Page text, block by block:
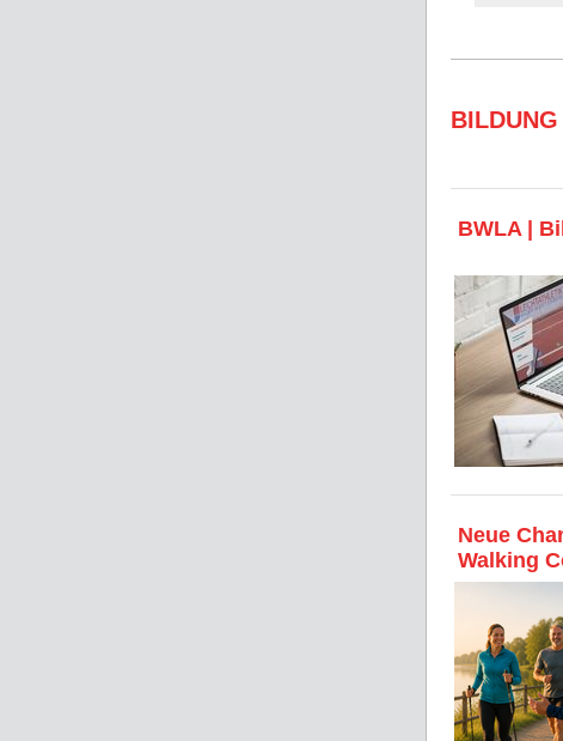
BILDUNG
BWLA |
Neue
Walking